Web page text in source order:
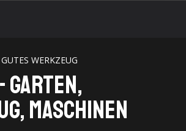
WERKZEUG
- Garten,
Maschinen